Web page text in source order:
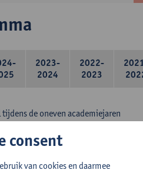
2023-
2024
2022-
2023
de oneven academiejaren
consent
van cookies en daarmee